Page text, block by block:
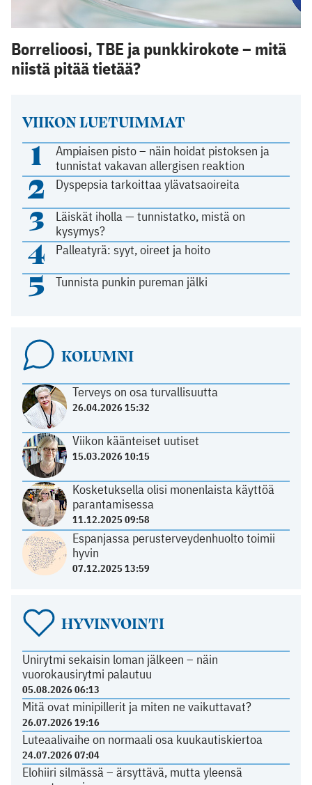
VIIKON LUETUIMMAT
1
Ampiaisen pisto – näin hoidat pistoksen ja
tunnistat vakavan allergisen reaktion
2 Dyspepsia tarkoittaa ylävatsaoireita
3
Läiskät iholla — tunnistatko, mistä on
kysymys?
4 Palleatyrä: syyt, oireet ja hoito
5 Tunnista punkin pureman jälki
KOLUMNI
Terveys on osa turvallisuutta
26.04.2026 15:32
Viikon käänteiset uutiset
15.03.2026 10:15
Kosketuksella olisi monenlaista käyttöä
parantamisessa
11.12.2025 09:58
Espanjassa perusterveydenhuolto toimii
hyvin
07.12.2025 13:59
HYVINVOINTI
Unirytmi sekaisin loman jälkeen – näin
vuorokausirytmi palautuu
05.08.2026 06:13
Mitä ovat minipillerit ja miten ne vaikuttavat?
26.07.2026 19:16
Luteaalivaihe on normaali osa kuukautiskiertoa
24.07.2026 07:04
Elohiiri silmässä – ärsyttävä, mutta yleensä
Borrelioosi, TBE ja punkkirokote – mitä
niistä pitää tietää?